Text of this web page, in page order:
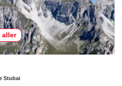
aller
Stubai